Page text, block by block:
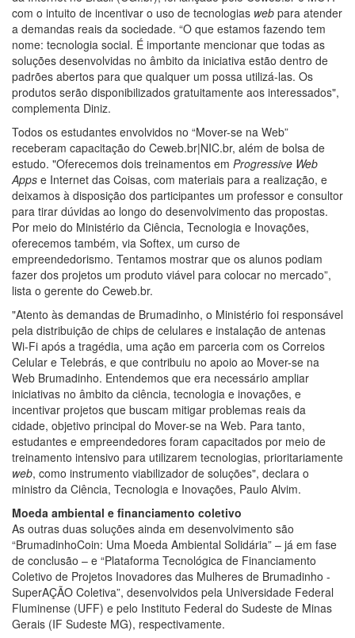
com o intuito de incentivar o uso de tecnologias web para atender
a demandas reais da sociedade. “O que estamos fazendo tem
nome: tecnologia social. É importante mencionar que todas as
soluções desenvolvidas no âmbito da iniciativa estão dentro de
padrões abertos para que qualquer um possa utilizá-las. Os
produtos serão disponibilizados gratuitamente aos interessados",
complementa Diniz.
Todos os estudantes envolvidos no “Mover-se na Web”
receberam capacitação do Ceweb.br|NIC.br, além de bolsa de
estudo. "Oferecemos dois treinamentos em Progressive Web
Apps e Internet das Coisas, com materiais para a realização, e
deixamos à disposição dos participantes um professor e consultor
para tirar dúvidas ao longo do desenvolvimento das propostas.
Por meio do Ministério da Ciência, Tecnologia e Inovações,
oferecemos também, via Softex, um curso de
empreendedorismo. Tentamos mostrar que os alunos podiam
fazer dos projetos um produto viável para colocar no mercado”,
lista o gerente do Ceweb.br.
"Atento às demandas de Brumadinho, o Ministério foi responsável
pela distribuição de chips de celulares e instalação de antenas
Wi-Fi após a tragédia, uma ação em parceria com os Correios
Celular e Telebrás, e que contribuiu no apoio ao Mover-se na
Web Brumadinho. Entendemos que era necessário ampliar
iniciativas no âmbito da ciência, tecnologia e inovações, e
incentivar projetos que buscam mitigar problemas reais da
cidade, objetivo principal do Mover-se na Web. Para tanto,
estudantes e empreendedores foram capacitados por meio de
treinamento intensivo para utilizarem tecnologias, prioritariamente
web, como instrumento viabilizador de soluções", declara o
ministro da Ciência, Tecnologia e Inovações, Paulo Alvim.
Moeda ambiental e financiamento coletivo
As outras duas soluções ainda em desenvolvimento são
“BrumadinhoCoin: Uma Moeda Ambiental Solidária” – já em fase
de conclusão – e “Plataforma Tecnológica de Financiamento
Coletivo de Projetos Inovadores das Mulheres de Brumadinho -
SuperAÇÃO Coletiva”, desenvolvidos pela Universidade Federal
Fluminense (UFF) e pelo Instituto Federal do Sudeste de Minas
Gerais (IF Sudeste MG), respectivamente.